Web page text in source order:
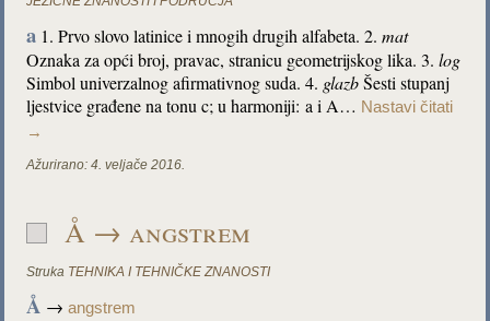
a 1. Prvo slovo latinice i mnogih drugih alfabeta. 2.mat
Oznaka za opći broj, pravac, stranicu geometrijskog lika. 3.log
Simbol univerzalnog afirmativnog suda. 4. glazbŠesti stupanj
ljestvice građene na tonu c; u harmoniji: a i A… Nastavi čitati
→
Ažurirano: 4. veljače 2016.
Å → angstrem
Struka TEHNIKA I TEHNIČKE ZNANOSTI
Å →angstrem